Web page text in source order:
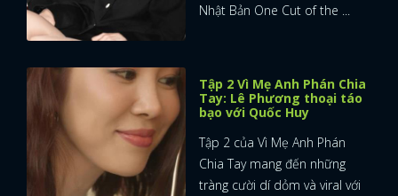
Nhật Bản One Cut of the ...
Tập 2 Vì Mẹ Anh Phán Chia
Tay: Lê Phương thoại táo
bạo với Quốc Huy
Tập 2 của Vì Mẹ Anh Phán
Chia Tay mang đến những
tràng cười dí dỏm và viral với